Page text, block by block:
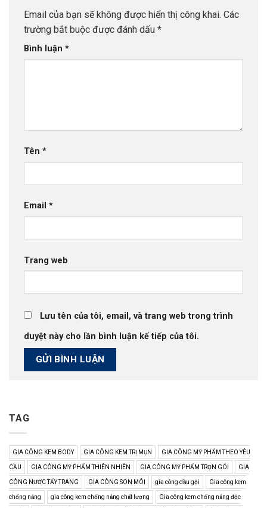
Email của bạn sẽ không được hiển thị công khai. Các
trường bắt buộc được đánh dấu *
Bình luận *
Tên *
Email *
Trang web
Lưu tên của tôi, email, và trang web trong trình
duyệt này cho lần bình luận kế tiếp của tôi.
TAG
GIA CÔNG KEM BODY GIA CÔNG KEM TRỊ MỤN GIA CÔNG MỸ PHẨM THEO YÊU
CẦU GIA CÔNG MỸ PHẨM THIÊN NHIÊN GIA CÔNG MỸ PHẨM TRỌN GÓI GIA
CÔNG NƯỚC TẨY TRANG GIA CÔNG SON MÔI gia công dầu gội Gia công kem
chống nắng gia công kem chống nắng chất lượng Gia công kem chống nắng độc